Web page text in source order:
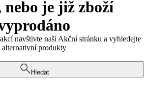
nebo je již zboží
navštivte naši Akční stránku a vyhledejte
alternativní produkty
Hledat